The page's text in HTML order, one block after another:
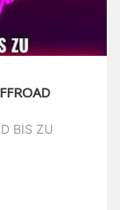
BIS ZU